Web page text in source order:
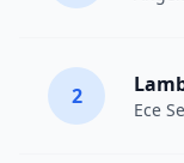
2
Ece